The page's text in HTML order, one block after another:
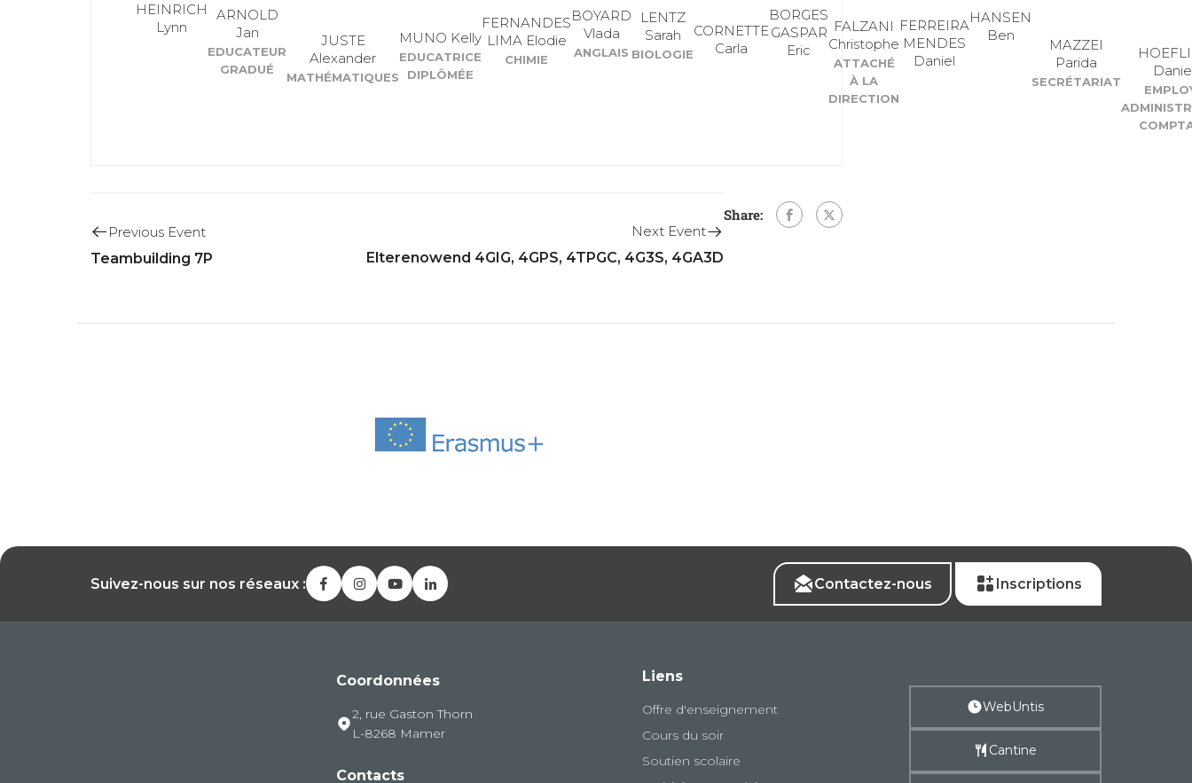
HEINRICH
Lynn
ARNOLD
Jan
EDUCATEUR
GRADUÉ
JUSTE
Alexander
MATHÉMATIQUES
MUNO Kelly
EDUCATRICE
DIPLÔMÉE
FERNANDES
LIMA Elodie
CHIMIE
BOYARD
Vlada
ANGLAIS
LENTZ
Sarah
BIOLOGIE
CORNETTE
Carla
BORGES
GASPAR
Eric
FALZANI
Christophe
ATTACHÉ
À LA
DIRECTION
FERREIRA
MENDES
Daniel
HANSEN
Ben
MAZZEI
Parida
SECRÉTARIAT
Share:
Previous Event
Teambuilding 7P
Next Event
Elterenowend 4GIG, 4GPS, 4TPGC, 4G3S, 4GA3D
Suivez-nous sur nos réseaux : Contactez-nous Inscriptions
Coordonnées
2, rue Gaston Thorn
L-8268 Mamer
Contacts
Liens
Offre d'enseignement
Cours du soir
Soutien scolaire
WebUntis
Cantine